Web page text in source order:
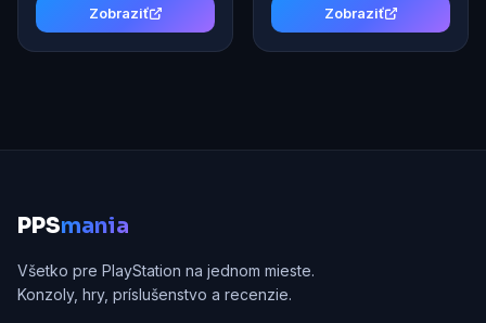
Zobraziť Zobraziť
PPSmania
Všetko pre PlayStation na jednom mieste.
Konzoly, hry, príslušenstvo a recenzie.